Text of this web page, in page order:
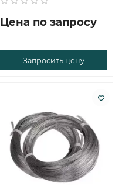
Цена по запросу
Запросить цену